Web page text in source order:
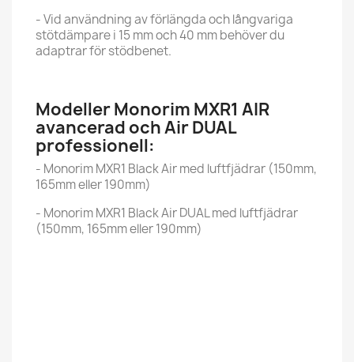
- Vid användning av förlängda och långvariga
stötdämpare i 15 mm och 40 mm behöver du
adaptrar för stödbenet.
Modeller Monorim MXR1 AIR
avancerad och Air DUAL
professionell:
- Monorim MXR1 Black Air med luftfjädrar (150mm,
165mm eller 190mm)
- Monorim MXR1 Black Air DUAL med luftfjädrar
(150mm, 165mm eller 190mm)